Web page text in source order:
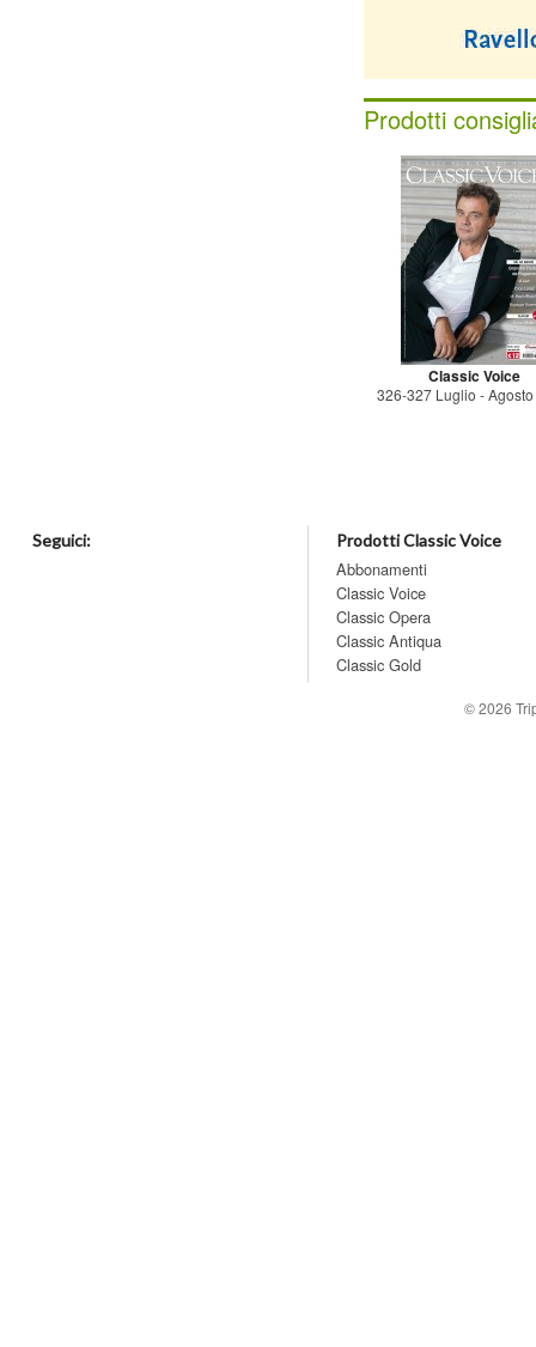
Prodotti
Classic Voice
326-327 Luglio -
Seguici: Prodotti Classic Voice
Abbonamenti
Classic Voice
Classic Opera
Classic Antiqua
Classic Gold
© 2026